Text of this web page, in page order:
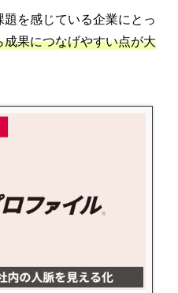
を感じている企業にとっ
果につなげやすい点が大